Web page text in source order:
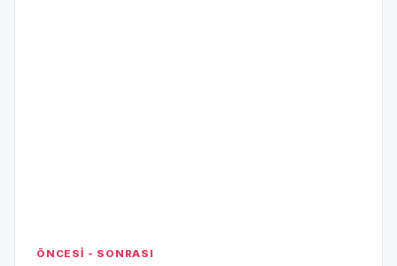
ÖNCESİ - SONRASI